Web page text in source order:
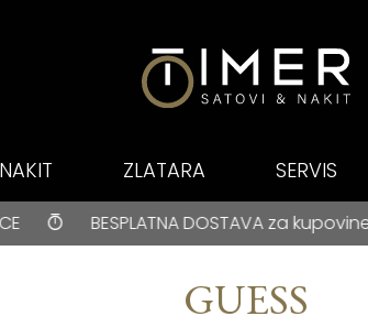
ZLATARA SERVIS
NA RATE ZA BANCA INTESA
DOSTAVA za kupovine veće od 3000 rsd •
GUESS